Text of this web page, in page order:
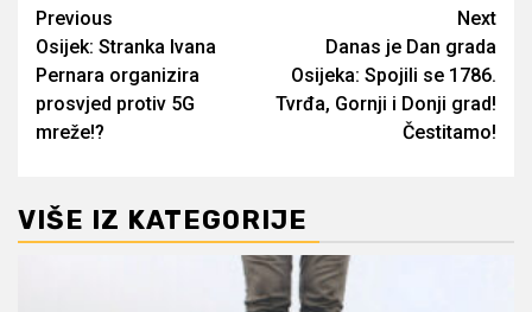
Post
navigation
Previous
Osijek: Stranka Ivana
Pernara organizira
prosvjed protiv 5G
mreže!?
Next
Danas je Dan grada
Osijeka: Spojili se 1786.
Tvrđa, Gornji i Donji grad!
Čestitamo!
VIŠE IZ KATEGORIJE